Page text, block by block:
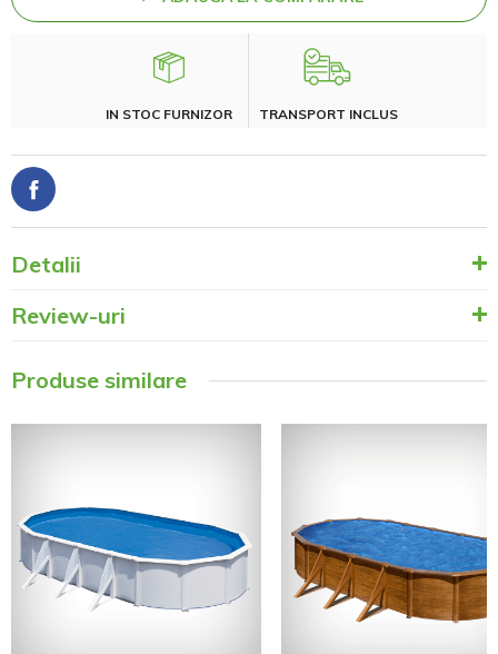
IN STOC FURNIZOR TRANSPORT INCLUS
Detalii
Review-uri
Produse similare